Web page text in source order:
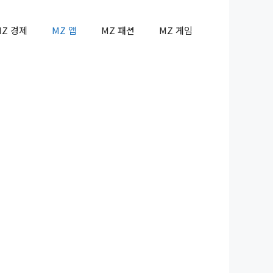
경제 MZ 앱 MZ 패션 MZ 게임